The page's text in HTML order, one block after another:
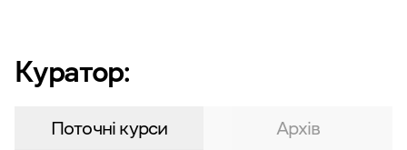
Куратор:
Поточні курси Архів